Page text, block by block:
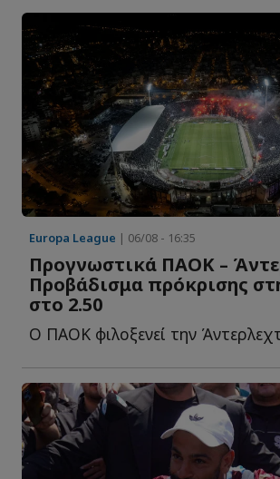
Europa League | 06/08 - 16:35
Προγνωστικά ΠΑΟΚ –
Προβάδισμα πρόκρισης
στο 2.50